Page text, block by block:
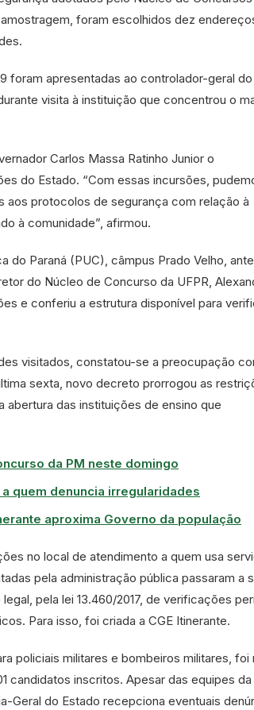
foram escolhidos dez
foram apresentadas ao controlador-geral
visita à instituição que concentrou o
Carlos Massa Ratinho Junior o
do Estado. “Com essas incursões,
aos protocolos de segurança com relação à
à comunidade”, afirmou.
do Paraná (PUC), câmpus Prado Velho,
do Núcleo de Concurso da UFPR,
e conferiu a estrutura disponível para
visitados, constatou-se a preocupação
sexta, novo decreto prorrogou as
abertura das instituições de ensino que
da PM neste domingo
quem denuncia irregularidades
aproxima Governo da população
no local de atendimento a quem usa
pela administração pública passaram a
pela lei 13.460/2017, de verificações
Para isso, foi criada a CGE Itinerante.
policiais militares e bombeiros militares, foi
candidatos inscritos. Apesar das equipes da
Geral do Estado recepciona eventuais